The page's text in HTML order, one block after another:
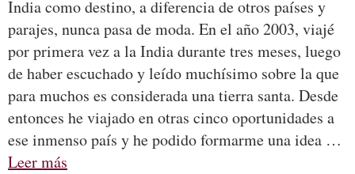
India como destino, a diferencia de otros países y
parajes, nunca pasa de moda. En el año 2003, viajé
por primera vez a la India durante tres meses, luego
de haber escuchado y leído muchísimo sobre la que
para muchos es considerada una tierra santa. Desde
entonces he viajado en otras cinco oportunidades a
ese inmenso país y he podido formarme una idea …
Leer más